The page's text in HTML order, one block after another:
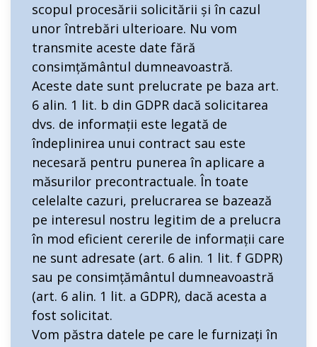
scopul procesării solicitării și în cazul
unor întrebări ulterioare. Nu vom
transmite aceste date fără
consimțământul dumneavoastră.
Aceste date sunt prelucrate pe baza art.
6 alin. 1 lit. b din GDPR dacă solicitarea
dvs. de informații este legată de
îndeplinirea unui contract sau este
necesară pentru punerea în aplicare a
măsurilor precontractuale. În toate
celelalte cazuri, prelucrarea se bazează
pe interesul nostru legitim de a prelucra
în mod eficient cererile de informații care
ne sunt adresate (art. 6 alin. 1 lit. f GDPR)
sau pe consimțământul dumneavoastră
(art. 6 alin. 1 lit. a GDPR), dacă acesta a
fost solicitat.
Vom păstra datele pe care le furnizați în